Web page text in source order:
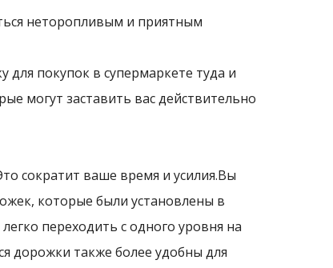
неторопливым и приятным
покупок в супермаркете туда и
могут заставить вас действительно
сократит ваше время и усилия.Вы
которые были установлены в
переходить с одного уровня на
дорожки также более удобны для